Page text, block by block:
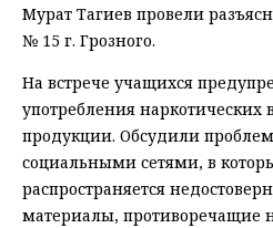
Мурат Тагиев провели
№ 15 г. Грозного.
На встрече учащихся
употребления наркотических
продукции. Обсудили
социальными сетями, в
распространяется
материалы, противоречащие